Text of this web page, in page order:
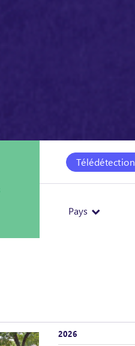
Télédétection
Pays
2026